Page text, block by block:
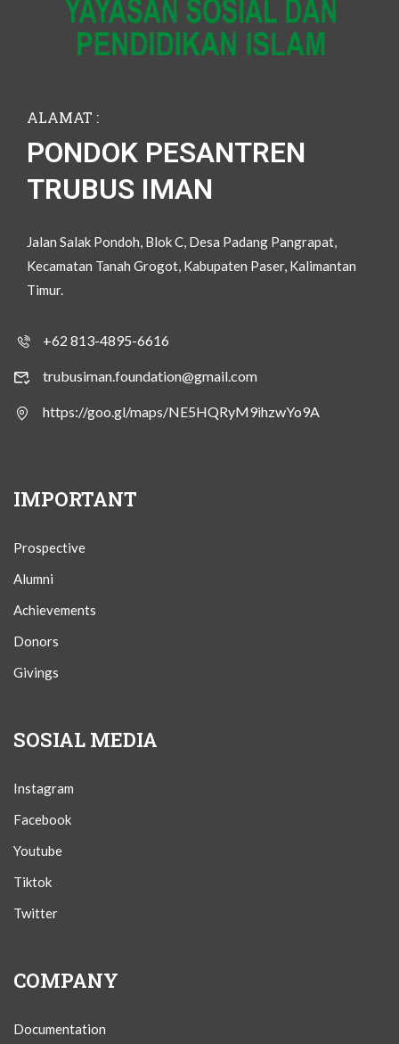
ALAMAT :
PONDOK PESANTREN
TRUBUS IMAN
Jalan Salak Pondoh, Blok C, Desa Padang Pangrapat,
Kecamatan Tanah Grogot, Kabupaten Paser, Kalimantan
Timur.
+62 813-4895-6616
trubusiman.foundation@gmail.com
https://goo.gl/maps/NE5HQRyM9ihzwYo9A
IMPORTANT
Prospective
Alumni
Achievements
Donors
Givings
SOSIAL MEDIA
Instagram
Facebook
Youtube
Tiktok
Twitter
COMPANY
Documentation